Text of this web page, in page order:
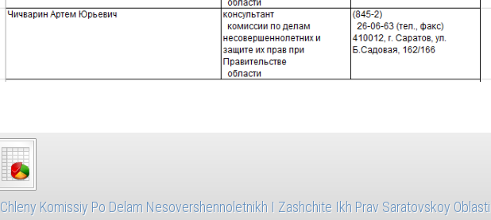
Chleny Komissiy Po Delam Nesovershennoletnikh I Zashchite Ikh Prav Saratovskoy Oblasti